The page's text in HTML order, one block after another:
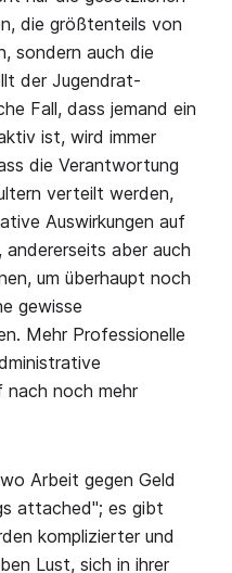
die größtenteils von
sondern auch die
der Jugendrat-
Fall, dass jemand ein
ist, wird immer
die Verantwortung
verteilt werden,
Auswirkungen auf
andererseits aber auch
um überhaupt noch
gewisse
Mehr Professionelle
nach noch mehr
Arbeit gegen Geld
attached"; es gibt
komplizierter und
Lust, sich in ihrer